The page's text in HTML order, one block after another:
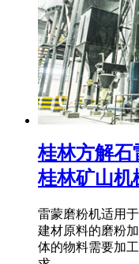
桂林方解石
桂林矿山机
雷蒙磨粉机适用
建材原料的磨粉
体的物料需要加